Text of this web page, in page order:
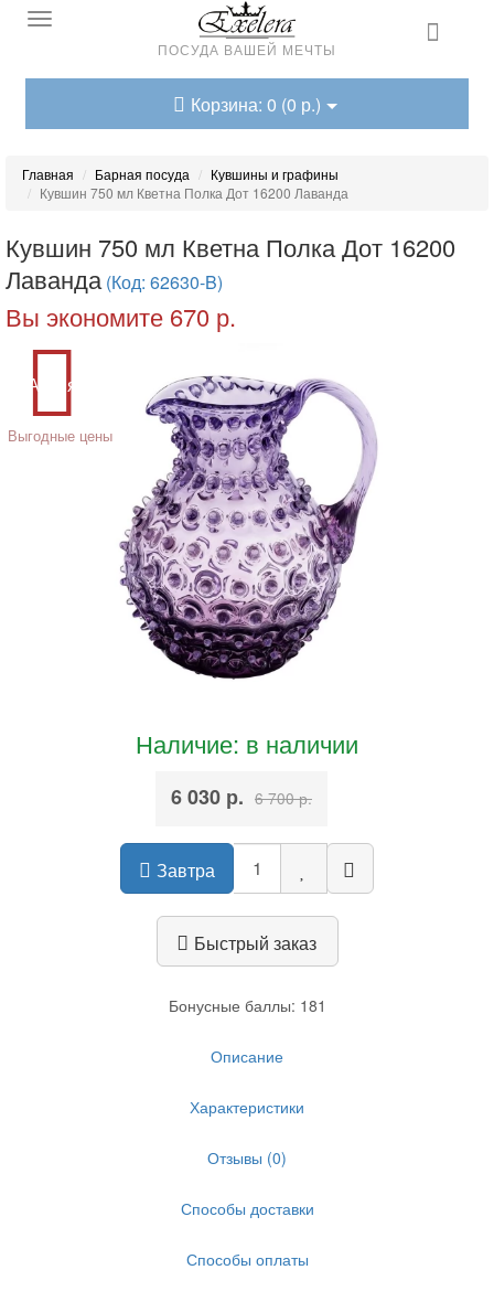
ПОСУДА ВАШЕЙ МЕЧТЫ
Корзина: 0 (0 р.)
Главная Барная посуда
Кувшины и графины
Кувшин 750 мл Кветна Полка Дот 16200 Лаванда
Кувшин 750 мл Кветна Полка Дот 16200
Лаванда (Код: 62630-B)
Вы экономите 670 р.
Акция
Выгодные цены
Наличие: в наличии
6 030 р. 6 700 р.
Завтра
Быстрый заказ
Бонусные баллы: 181
Описание
Характеристики
Отзывы (0)
Способы доставки
Способы оплаты